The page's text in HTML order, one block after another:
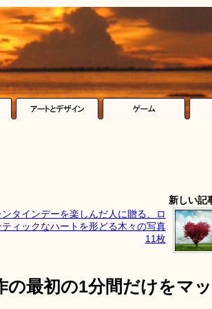
新しい記
タインデーを楽しんだ人に贈る、ロ
ティックなハートを形どる木々の写真
11枚
の最初の1分間だけをマッ